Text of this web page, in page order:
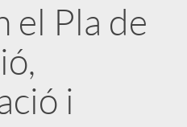
el Pla de
i